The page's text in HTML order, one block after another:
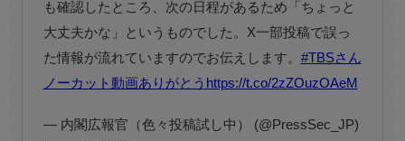
も確認したところ、次の日程があるため「ちょっと
大丈夫かな」というものでした。X一部投稿で誤っ
た情報が流れていますのでお伝えします。 #TBSさん
ノーカット動画ありがとう https://t.co/2zZOuzOAeM
— 内閣広報官（色々投稿試し中） (@PressSec_JP)